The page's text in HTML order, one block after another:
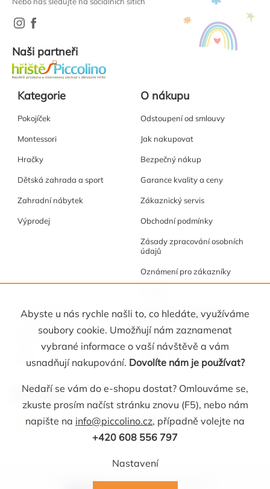
Abyste u nás rychle našli to, co hledáte, využíváme
soubory cookie. Umožňují nám zaznamenat
vybrané informace o vaší návštěvě a vám
usnadňují nakupování. Dovolíte nám je používat?
Nedaří se vám do e-shopu dostat? Omlouváme se,
zkuste prosím načíst stránku znovu (F5), nebo nám
napište na info@piccolino.cz, případně volejte na
+420 608 556 797
Nastavení
Naši partneři
Kategorie
Pokojíček
Montessori
Hračky
Dětská zahrada a sport
Zahradní nábytek
Výprodej
O nákupu
Odstoupení od smlouvy
Jak nakupovat
Bezpečný nákup
Garance kvality a ceny
Zákaznický servis
Obchodní podmínky
Zásady zpracování osobních
údajů
Oznámení pro zákazníky
Akce a tipy
Akční nabídka
Osobní kabinet
Registrace
Oblíbené
Kontakt
info@piccolino.cz 608 565 705
Copyright 2026Picollino. Všechna práva vyhrazena.